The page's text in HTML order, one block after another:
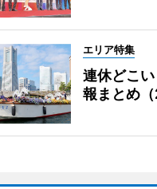
エリア特集
連休どこ
報まとめ（